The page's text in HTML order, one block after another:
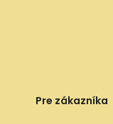
Pre zákazníka